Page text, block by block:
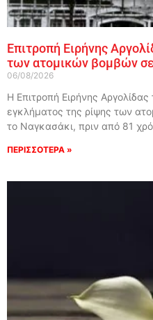
Επιτροπή Ειρήνης
των ατομικών βομβών σε
06/08/2026
Η Επιτροπή Ειρήνης
εγκλήματος της ρίψης των
το Ναγκασάκι, πριν από 81
ΠΕΡΙΣΣΟΤΕΡΑ »